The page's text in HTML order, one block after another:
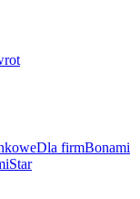
Dla firmBonami